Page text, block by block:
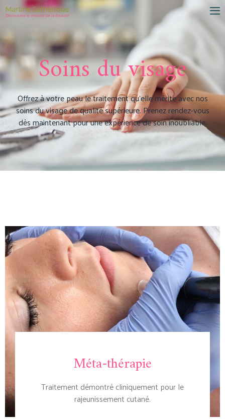
Soins du visage
Offrez à votre peau le traitement qu’elle mérite avec nos
soins du visage de qualité supérieure. Prenez rendez-vous
dès maintenant pour une expérience de soin inoubliable.
Méta-thérapie
Traitement démontré cliniquement pour le
rajeunissement cutané.